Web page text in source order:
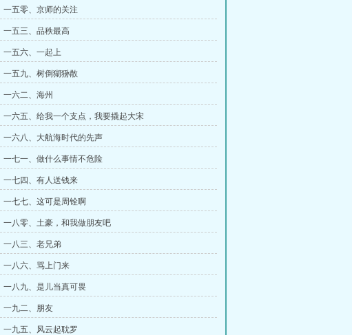
一五零、京师的关注
一五三、品秩最高
一五六、一起上
一五九、树倒猢狲散
一六二、海州
一六五、给我一个支点，我要撬起大宋
一六八、大航海时代的先声
一七一、做什么事情不危险
一七四、有人送钱来
一七七、这可是周铨啊
一八零、土豪，和我做朋友吧
一八三、老兄弟
一八六、骂上门来
一八九、是儿当真可畏
一九二、朋友
一九五、风云起耽罗